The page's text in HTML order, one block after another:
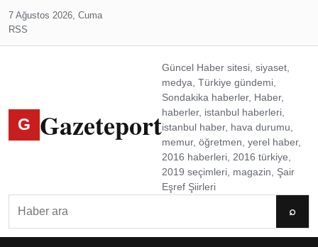
7 Ağustos 2026, Cuma
RSS
G Gazeteport
Güncel Haber sitesi, siyaset,
medya, Türkiye gündemi,
Sondakika haberler, Haber,
haberler, istanbul haberleri,
istanbul haber, hava durumu,
memur, öğretmen, yerel haber,
2016 haberleri, 2016 türkiye,
2019 seçimleri, magazin, Şair
Eşref Şiirleri
⌕